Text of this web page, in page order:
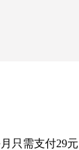
只需支付29